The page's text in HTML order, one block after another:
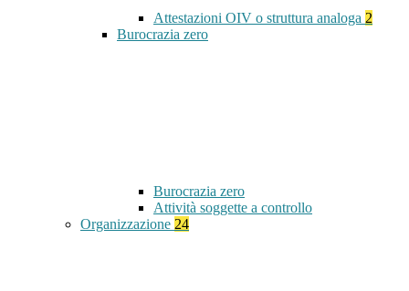
Attestazioni OIV o struttura analoga 2
Burocrazia zero
Burocrazia zero
Attività soggette a controllo
Organizzazione 24